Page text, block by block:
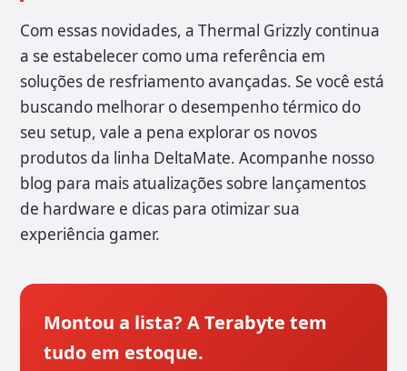
Com essas novidades, a Thermal Grizzly continua
a se estabelecer como uma referência em
soluções de resfriamento avançadas. Se você está
buscando melhorar o desempenho térmico do
seu setup, vale a pena explorar os novos
produtos da linha DeltaMate. Acompanhe nosso
blog para mais atualizações sobre lançamentos
de hardware e dicas para otimizar sua
experiência gamer.
Montou a lista? A Terabyte tem
tudo em estoque.